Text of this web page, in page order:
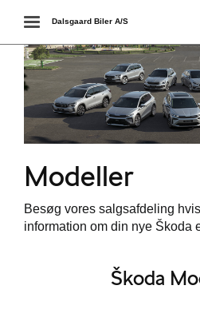
Toggle
navigation
Dalsgaard Biler A/S
Modeller
Besøg vores salgsafdeling
information om din nye Škoda
Škoda